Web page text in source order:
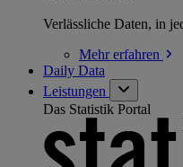
Verlässliche Daten, in
Mehrerfahren
Daily Data
Leistungen
Das Statistik Portal